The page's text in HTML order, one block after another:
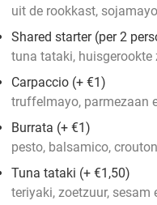
uit de rookkast,
Shared starter (per 2
tuna tataki, huisgerookte
Carpaccio (+ €1)
truffelmayo, parmezaan
Burrata (+ €1)
pesto, balsamico,
Tuna tataki (+ €1,50)
teriyaki, zoetzuur, sesam